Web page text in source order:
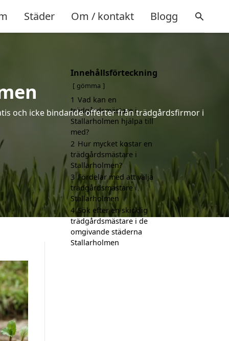
Städer Om / kontakt Blogg
och icke bindande offerter från trädgårdsfirmor i
Innehållsförteckning
gömma
1 Vad kan en
trädgårdsmästare i
Stallarholmen hjälpa till
med?
2 Hur mycket kostar en
trädgårdsmästare i
Stallarholmen?
3 Fördelar med att välja
trädgårdsmästare i
Stallarholmen
4 Sök efter en skicklig
trädgårdsmästare i de
omgivande städerna
Stallarholmen